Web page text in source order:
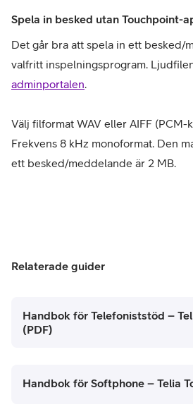
Spela in besked utan Touchpoint-
Det går bra att spela in ett besked/
valfritt inspelningsprogram.
adminportalen.
Välj filformat WAV eller AIFF (PCM-
Frekvens 8 kHz monoformat. Den
ett besked/meddelande är 2 MB.
Relaterade guider
Handbok för Telefoniststöd –
(PDF)
Handbok för Softphone – Telia